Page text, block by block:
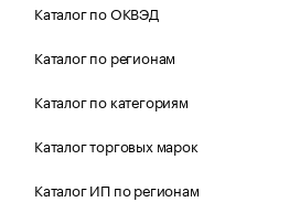
Каталог по ОКВЭД
Каталог по регионам
Каталог по категориям
Каталог торговых марок
Каталог ИП по регионам